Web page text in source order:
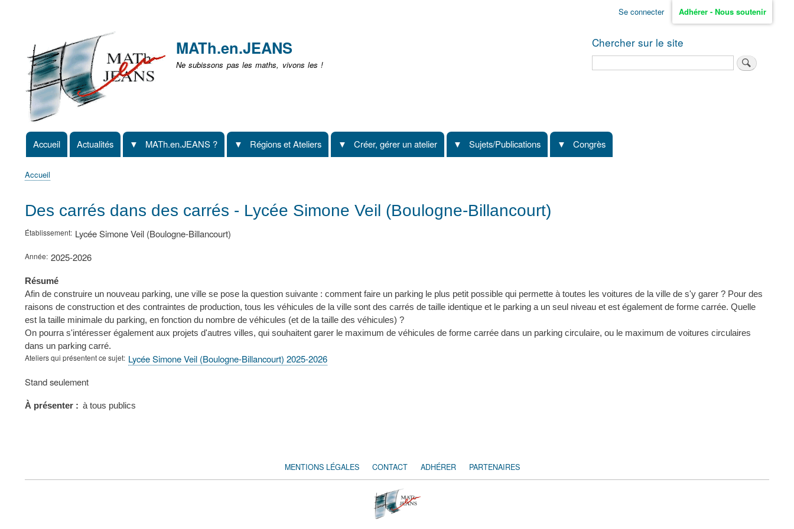
non
identifié
Se connecter Adhérer - Nous soutenir
MATh.en.JEANS
Ne subissons pas les maths, vivons les !
Chercher sur le site
Navigation
principale
Accueil Actualités MATh.en.JEANS ? Régions et Ateliers Créer, gérer un atelier Sujets/Publications Congrès
d'Ariane
Accueil
Des carrés dans des carrés - Lycée Simone Veil (Boulogne-Billancourt)
Établissement Lycée Simone Veil (Boulogne-Billancourt)
Année 2025-2026
Résumé
Afin de construire un nouveau parking, une ville se pose la question suivante : comment faire un parking le plus petit possible qui permette à toutes les voitures de la ville de s'y garer ? Pour des
raisons de construction et des contraintes de production, tous les véhicules de la ville sont des carrés de taille identique et le parking a un seul niveau et est également de forme carrée. Quelle
est la taille minimale du parking, en fonction du nombre de véhicules (et de la taille des véhicules) ?
On pourra s'intéresser également aux projets d'autres villes, qui souhaitent garer le maximum de véhicules de forme carrée dans un parking circulaire, ou le maximum de voitures circulaires
dans un parking carré.
Ateliers qui présentent ce sujet Lycée Simone Veil (Boulogne-Billancourt) 2025-2026
Type
présentation
Stand seulement
À présenter à tous publics
FOOTER
MENTIONS LÉGALES CONTACT ADHÉRER PARTENAIRES